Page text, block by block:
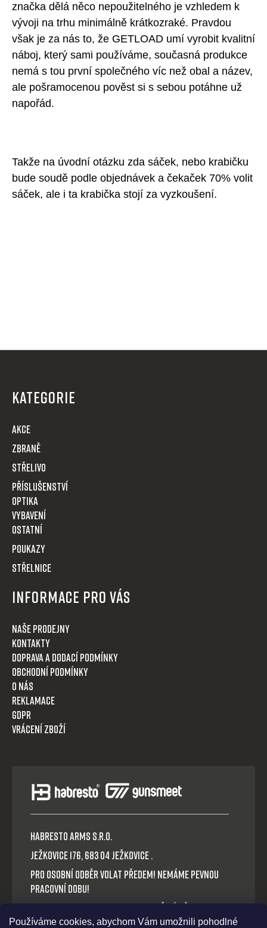
Používáme cookies, abychom Vám umožnili pohodlné
značka dělá něco nepoužitelného je vzhledem k
vývoji na trhu minimálně krátkozraké. Pravdou
však je za nás to, že GETLOAD umí vyrobit kvalitní
náboj, který sami používáme, současná produkce
nemá s tou první společného víc než obal a název,
ale pošramocenou pověst si s sebou potáhne už
napořád.
Takže na úvodní otázku zda sáček, nebo krabičku
bude soudě podle objednávek a čekaček 70% volit
sáček, ale i ta krabička stojí za vyzkoušení.
KATEGORIE
AKCE
Zbraně
Střelivo
Příslušenství
Optika
VYBAVENÍ
OSTATNÍ
POUKAZY
STŘELNICE
Informace pro Vás
Naše prodejny
Kontakty
Doprava a dodací podmínky
Obchodní podmínky
O nás
Reklamace
GDPR
Vrácení zboží
HABRESTO ARMS s.r.o.
Ježkovice 176, 683 04 Ježkovice .
Pro osobní odběr volat předem! Nemáme pevnou
pracovní dobu!
Platba v hotovosti nebo QR okamžitý převod.